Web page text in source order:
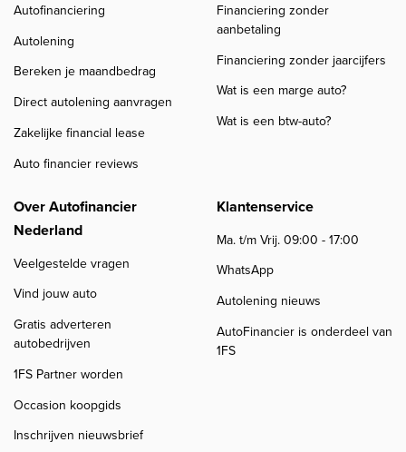
Autofinanciering
Autolening
Bereken je maandbedrag
Direct autolening aanvragen
Zakelijke financial lease
Auto financier reviews
Financiering zonder
aanbetaling
Financiering zonder jaarcijfers
Wat is een marge auto?
Wat is een btw-auto?
Over Autofinancier
Nederland
Veelgestelde vragen
Vind jouw auto
Gratis adverteren
autobedrijven
1FS Partner worden
Occasion koopgids
Inschrijven nieuwsbrief
Klantenservice
Ma. t/m Vrij. 09:00 - 17:00
WhatsApp
Autolening nieuws
AutoFinancier is onderdeel van
1FS